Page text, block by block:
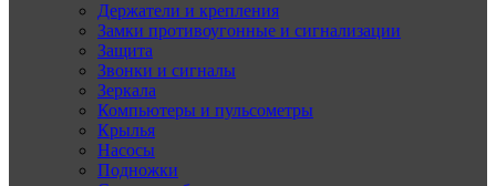
Держатели и крепления
Замки противоугонные и сигнализации
Защита
Звонки и сигналы
Зеркала
Компьютеры и пульсометры
Крылья
Насосы
Подножки